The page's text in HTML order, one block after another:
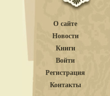
О сайте
Новости
Книги
Войти
Регистрация
Контакты